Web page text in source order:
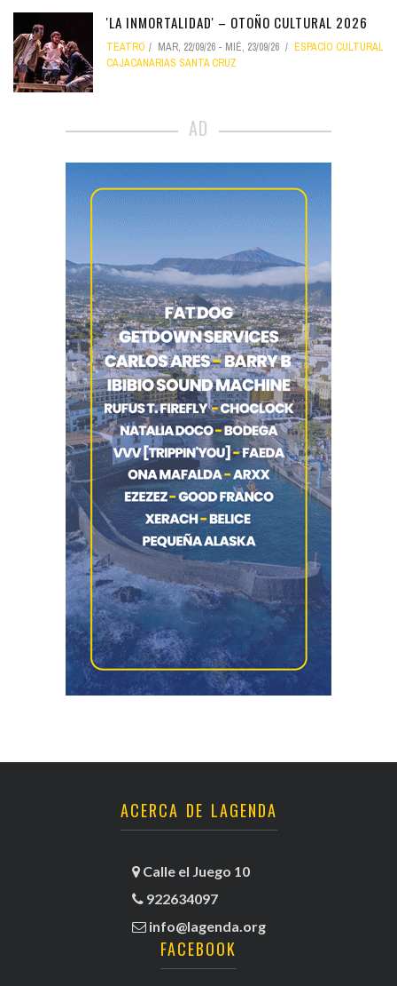
'LA INMORTALIDAD' – OTOÑO CULTURAL 2026
TEATRO MAR, 22/09/26 - MIÉ, 23/09/26
ESPACIO CULTURAL
CAJACANARIAS SANTA CRUZ
AD
ACERCA DE LAGENDA
Calle el Juego 10
922634097
info@lagenda.org
FACEBOOK